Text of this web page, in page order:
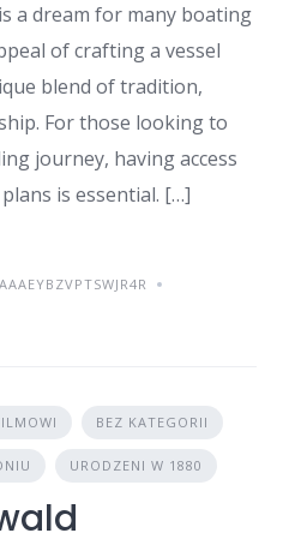
a dream for many boating
of crafting a vessel
blend of tradition,
For those looking to
journey, having access
is essential. […]
BEZ KATEGORII
URODZENI W 1880